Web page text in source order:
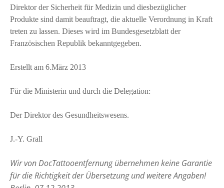
Direktor der Sicherheit für Medizin und diesbezüglicher
Produkte sind damit beauftragt, die aktuelle Verordnung in Kraft
treten zu lassen. Dieses wird im Bundesgesetzblatt der
Französischen Republik bekanntgegeben.
Erstellt am 6.März 2013
Für die Ministerin und durch die Delegation:
Der Direktor des Gesundheitswesens.
J.-Y. Grall
Wir von DocTattooentfernung übernehmen keine Garantie
für die Richtigkeit der Übersetzung und weitere Angaben!